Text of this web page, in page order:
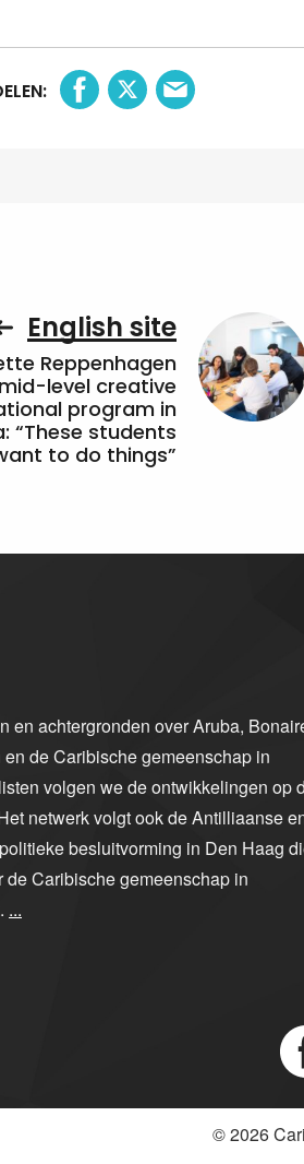
English site
Reppenhagen
level creative
program in
“These students
to do things”
en achtergronden over Aruba,
de Caribische gemeenschap in
volgen we de ontwikkelingen op
netwerk volgt ook de Antilliaanse
besluitvorming in Den Haag
Caribische gemeenschap in
...
© 2026